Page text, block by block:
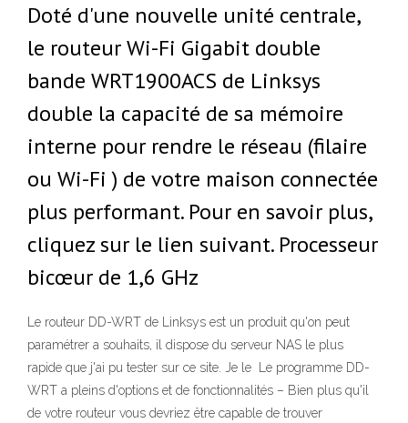
Doté d'une nouvelle unité centrale,
le routeur Wi-Fi Gigabit double
bande WRT1900ACS de Linksys
double la capacité de sa mémoire
interne pour rendre le réseau (filaire
ou Wi-Fi ) de votre maison connectée
plus performant. Pour en savoir plus,
cliquez sur le lien suivant. Processeur
bicœur de 1,6 GHz
Le routeur DD-WRT de Linksys est un produit qu'on peut
paramétrer a souhaits, il dispose du serveur NAS le plus
rapide que j'ai pu tester sur ce site. Je le Le programme DD-
WRT a pleins d'options et de fonctionnalités – Bien plus qu'il
de votre routeur vous devriez être capable de trouver